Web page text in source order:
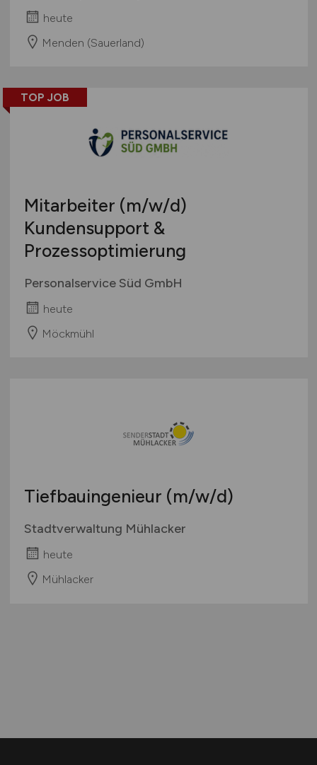
heute
Menden (Sauerland)
TOP JOB
Mitarbeiter (m/w/d)
Kundensupport &
Prozessoptimierung
Personalservice Süd GmbH
heute
Möckmühl
Tiefbauingenieur (m/w/d)
Stadtverwaltung Mühlacker
heute
Mühlacker